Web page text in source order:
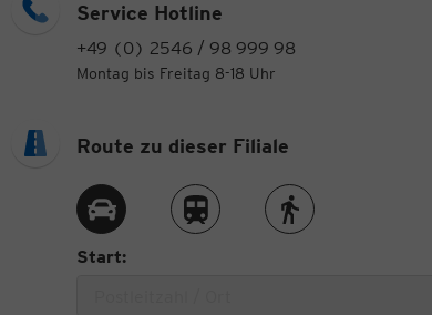
Service Hotline
+49 (0) 2546 / 98 999 98
Montag bis Freitag 8-18 Uhr
Route zu dieser Filiale
Route per AutoRoute per ZugRoute zu Fuß
Start: